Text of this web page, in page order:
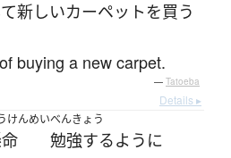
新しいカーペット を買う
buying a new carpet.
— Tatoeba
Details ▸
けんめいべんきょう
勉強するように